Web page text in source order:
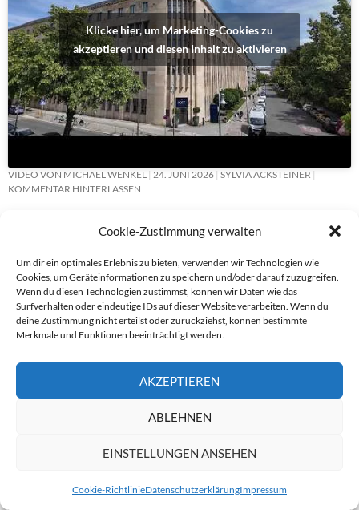
Cookie-Zustimmung verwalten
Um dir ein optimales Erlebnis zu bieten, verwenden wir Technologien wie
Cookies, um Geräteinformationen zu speichern und/oder darauf zuzugreifen.
Wenn du diesen Technologien zustimmst, können wir Daten wie das
Surfverhalten oder eindeutige IDs auf dieser Website verarbeiten. Wenn du
deine Zustimmung nicht erteilst oder zurückziehst, können bestimmte
Merkmale und Funktionen beeinträchtigt werden.
AKZEPTIEREN
ABLEHNEN
EINSTELLUNGEN ANSEHEN
Cookie-RichtlinieDatenschutzerklärungImpressum
Klicke hier, um Marketing-Cookies zu
akzeptieren und diesen Inhalt zu aktivieren
VIDEO VON MICHAEL WENKEL 24. JUNI 2026 SYLVIA ACKSTEINER
KOMMENTAR HINTERLASSEN
HOTEL AM TERRASSENUFER
Klicke hier, um Marketing-Cookies zu